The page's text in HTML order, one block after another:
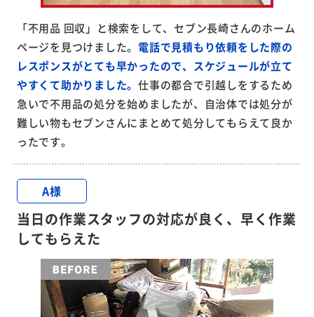
「不用品 回収」と検索をして、セブン長崎さんのホーム
ページを見つけました。 電話で見積もり依頼をした際の
レスポンスがとても早かったので、スケジュールが立て
やすくて助かりました。 仕事の都合で引越しをするため
急いで不用品の処分を始めましたが、自治体では処分が
難しい物もセブンさんにまとめて処分してもらえて良か
ったです。
A様
当日の作業スタッフの対応が良く、早く作業
してもらえた